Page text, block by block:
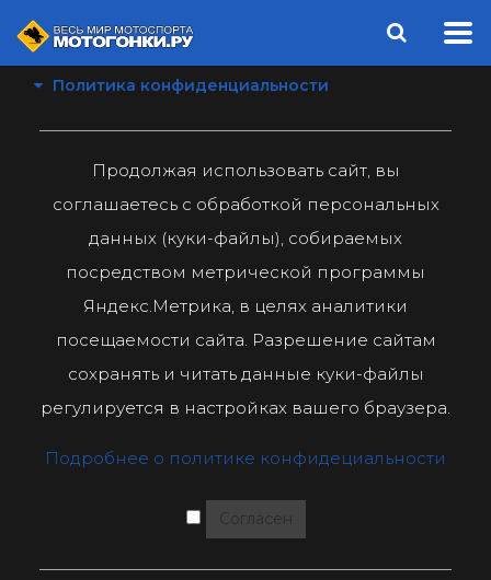
Политика конфиденциальности
Продолжая использовать сайт, вы
соглашаетесь с обработкой персональных
данных (куки-файлы), собираемых
посредством метрической программы
Яндекс.Метрика, в целях аналитики
посещаемости сайта. Разрешение сайтам
сохранять и читать данные куки-файлы
регулируется в настройках вашего браузера.
Подробнее о политике конфидециальности
Согласен